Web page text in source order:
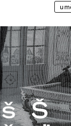
Vše o ČT